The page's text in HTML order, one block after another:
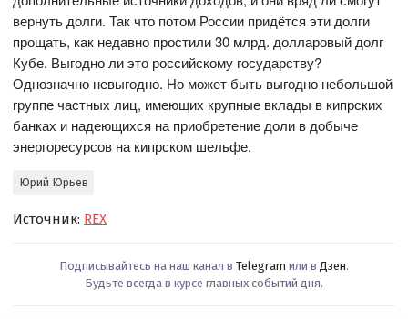
вернуть долги. Так что потом России придётся эти долги
прощать, как недавно простили 30 млрд. долларовый долг
Кубе. Выгодно ли это российскому государству?
Однозначно невыгодно. Но может быть выгодно небольшой
группе частных лиц, имеющих крупные вклады в кипрских
банках и надеющихся на приобретение доли в добыче
энергоресурсов на кипрском шельфе.
Юрий Юрьев
Источник: REX
Подписывайтесь на наш канал в Telegram или в Дзен.
Будьте всегда в курсе главных событий дня.